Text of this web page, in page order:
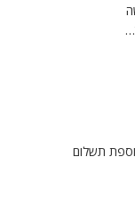
תשלום